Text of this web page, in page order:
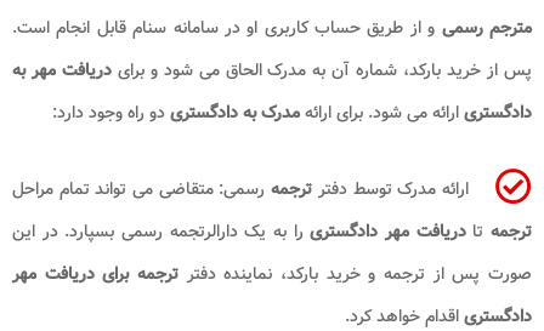
مترجم رسمی و از طریق حساب کاربری او در سامانه سنام قابل انجام است.
پس از خرید بارکد، شماره آن به مدرک الحاق می شود و برایدریافت مهر به
دادگستریارائه می شود. برای ارائهمدرک به دادگستریدو راه وجود دارد:
ارائه مدرک توسط دفتر ترجمهرسمی: متقاضی می تواند تمام مراحل
ترجمهتادریافت مهر دادگستریرا به یک دارالرتجمه رسمی بسپارد. در این
صورت پس از ترجمه و خرید بارکد، نماینده دفتر ترجمه برای دریافت مهر
دادگستریاقدام خواهد کرد.